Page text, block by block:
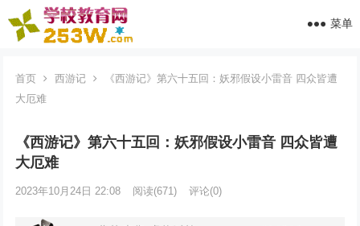
菜单
首页 西游记
《西游记》第六十五回：妖邪假设小雷音 四众皆遭
大厄难
《西游记》第六十五回：妖邪假设小雷音 四众皆遭
大厄难
2023年10月24日 22:08 阅读(671) 评论(0)